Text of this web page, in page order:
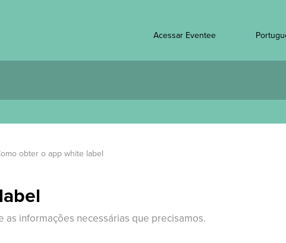
Acessar Eventee
obter o app white label
informações necessárias que precisamos.